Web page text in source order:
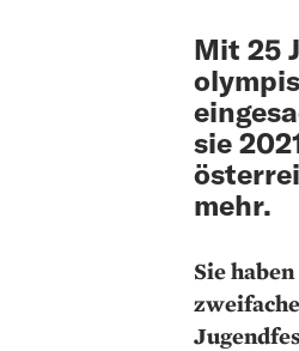
Mit 25
sie
mehr.
Sie